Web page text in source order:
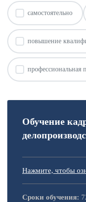
самостоятельно
повышение
профессиональная
Обучение
Нажмите, чтобы
Сроки обучения: